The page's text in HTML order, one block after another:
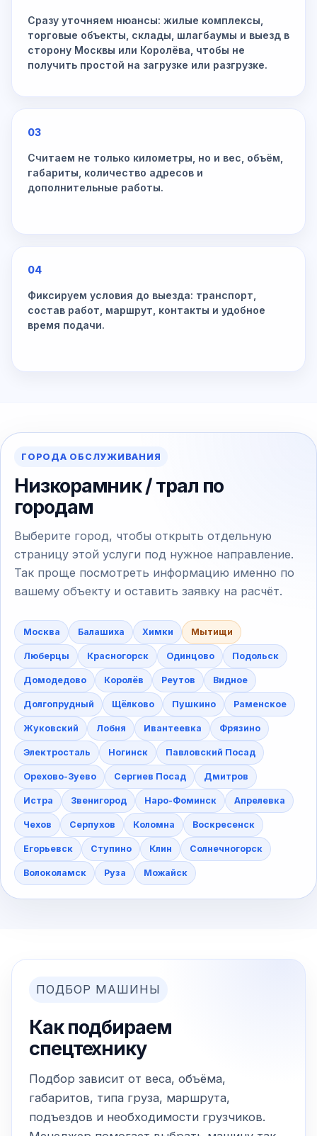
Сразу уточняем нюансы: жилые комплексы,
торговые объекты, склады, шлагбаумы и выезд в
сторону Москвы или Королёва, чтобы не
получить простой на загрузке или разгрузке.
03
Считаем не только километры, но и вес, объём,
габариты, количество адресов и
дополнительные работы.
04
Фиксируем условия до выезда: транспорт,
состав работ, маршрут, контакты и удобное
время подачи.
ГОРОДА ОБСЛУЖИВАНИЯ
Низкорамник / трал по
городам
Выберите город, чтобы открыть отдельную
страницу этой услуги под нужное направление.
Так проще посмотреть информацию именно по
вашему объекту и оставить заявку на расчёт.
Москва Балашиха Химки Мытищи
Люберцы Красногорск Одинцово Подольск
Домодедово Королёв Реутов Видное
Долгопрудный Щёлково Пушкино Раменское
Жуковский Лобня Ивантеевка Фрязино
Электросталь Ногинск Павловский Посад
Орехово-Зуево Сергиев Посад Дмитров
Истра Звенигород Наро-Фоминск Апрелевка
Чехов Серпухов Коломна Воскресенск
Егорьевск Ступино Клин Солнечногорск
Волоколамск Руза Можайск
ПОДБОР МАШИНЫ
Как подбираем
спецтехнику
Подбор зависит от веса, объёма,
габаритов, типа груза, маршрута,
подъездов и необходимости грузчиков.